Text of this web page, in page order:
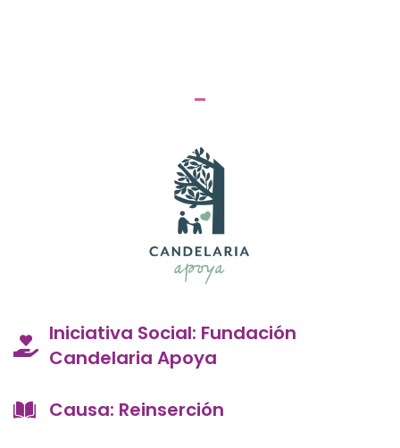
Iniciativa Social: Fundación
Candelaria Apoya
Causa: Reinserción